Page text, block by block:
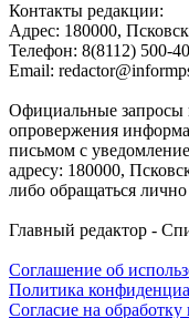
Контакты редакции:
Адреc: 180000,
Телефон: 8(8112) 500-
Email:
Официальные запросы
опровержения
письмом с
адресу: 180000,
либо обращаться
Главный редактор -
Соглашение об
Политика
Согласие на